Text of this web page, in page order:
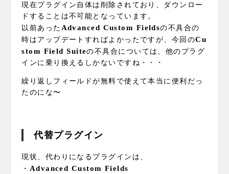
現在プラグイン自体は削除されており、ダウンロー
ドすることは不可能となっています。
以前あった Advanced Custom Fieldsの不具合の
時はアップデートすればよかったですが、今回のCu
stom Field Suiteの不具合については、他のプラグ
インに乗り換えるしかないですね・・・
繰り返しフィールドが無料で使えて本当に便利だっ
たのにな〜
代替プラグイン
現状、代わりになるプラグインは、
・ Advanced Custom Fields